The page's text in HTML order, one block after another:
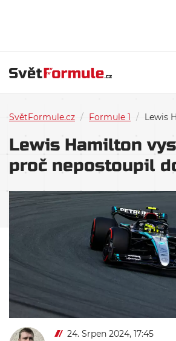
SvětFormule.cz / Formule 1 / Lewis
Lewis Hamilton
proč nepostoupil
24. Srpen 2024, 17:45